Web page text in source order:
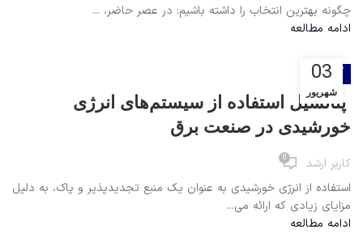
چگونه بهترین انتخاب را داشته باشیم: در عصر حاضر، ...
ادامه مطالعه
03
شهریور
آموزشی
پتانسیل استفاده از سیستم‌های انرژی
خورشیدی در صنعت برق
کاربر ارشد 0
استفاده از انرژی خورشیدی به عنوان یک منبع تجدیدپذیر و پاک، به دلیل
مزایای زیادی که ارائه می...
ادامه مطالعه